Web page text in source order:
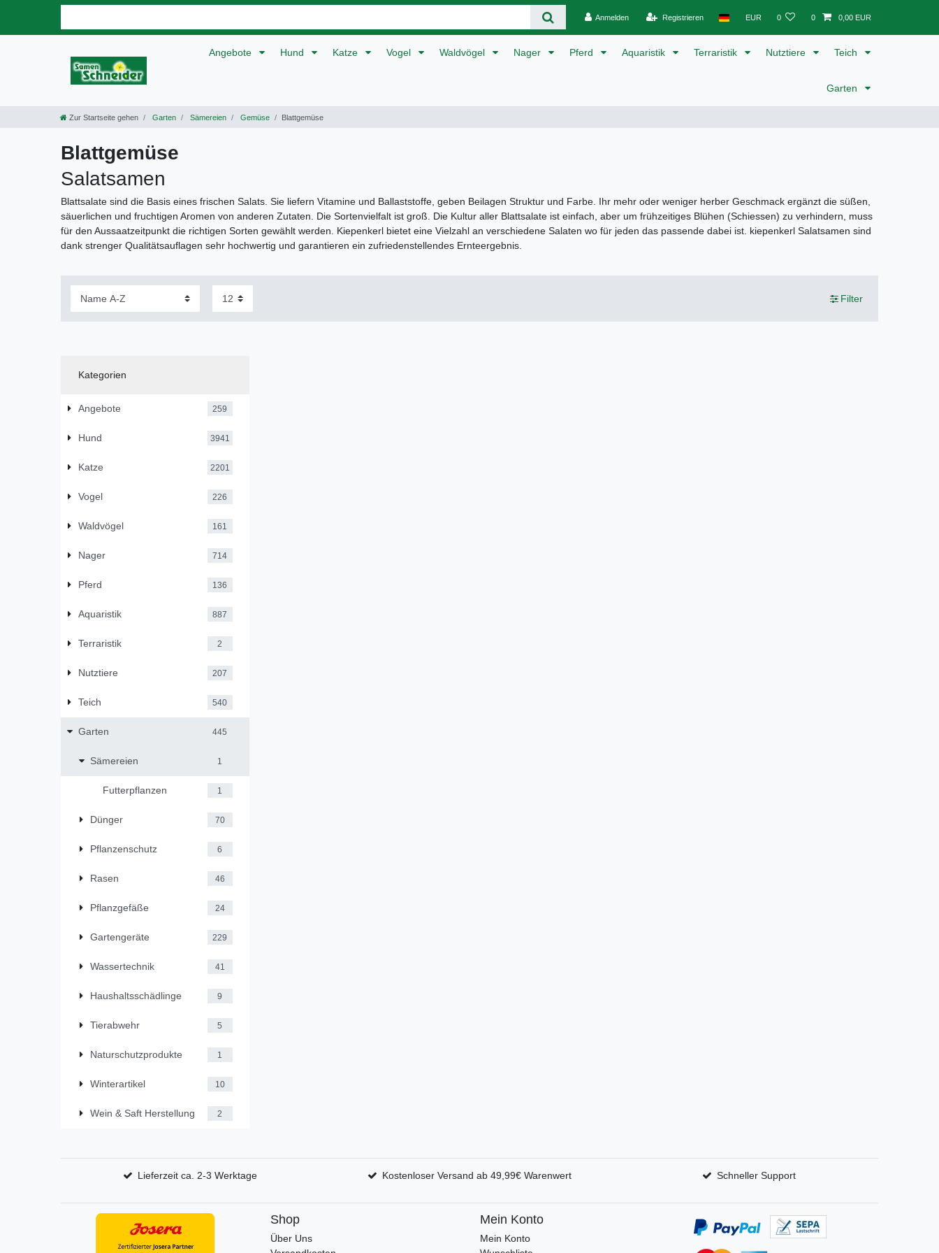
Anmelden Registrieren EUR 0 0 0,00 EUR
Angebote Hund Katze Vogel Waldvögel Nager Pferd Aquaristik Terraristik Nutztiere Teich
Garten
Zur Startseite gehen Garten Sämereien Gemüse Blattgemüse
Blattgemüse
Salatsamen
Blattsalate sind die Basis eines frischen Salats. Sie liefern Vitamine und Ballaststoffe, geben Beilagen Struktur und Farbe. Ihr mehr oder weniger herber Geschmack ergänzt die süßen,
säuerlichen und fruchtigen Aromen von anderen Zutaten. Die Sortenvielfalt ist groß. Die Kultur aller Blattsalate ist einfach, aber um frühzeitiges Blühen (Schiessen) zu verhindern, muss
für den Aussaatzeitpunkt die richtigen Sorten gewählt werden. Kiepenkerl bietet eine Vielzahl an verschiedene Salaten wo für jeden das passende dabei ist. kiepenkerl Salatsamen sind
dank strenger Qualitätsauflagen sehr hochwertig und garantieren ein zufriedenstellendes Ernteergebnis.
Filter
Kategorien
Angebote 259
Hund 3941
Katze 2201
Vogel 226
Waldvögel 161
Nager 714
Pferd 136
Aquaristik 887
Terraristik 2
Nutztiere 207
Teich 540
Garten 445
Sämereien 1
Futterpflanzen 1
Dünger 70
Pflanzenschutz 6
Rasen 46
Pflanzgefäße 24
Gartengeräte 229
Wassertechnik 41
Haushaltsschädlinge 9
Tierabwehr 5
Naturschutzprodukte 1
Winterartikel 10
Wein & Saft Herstellung 2
Lieferzeit ca. 2-3 Werktage Kostenloser Versand ab 49,99€ Warenwert Schneller Support
Shop
Über Uns
Mein Konto
Mein Konto